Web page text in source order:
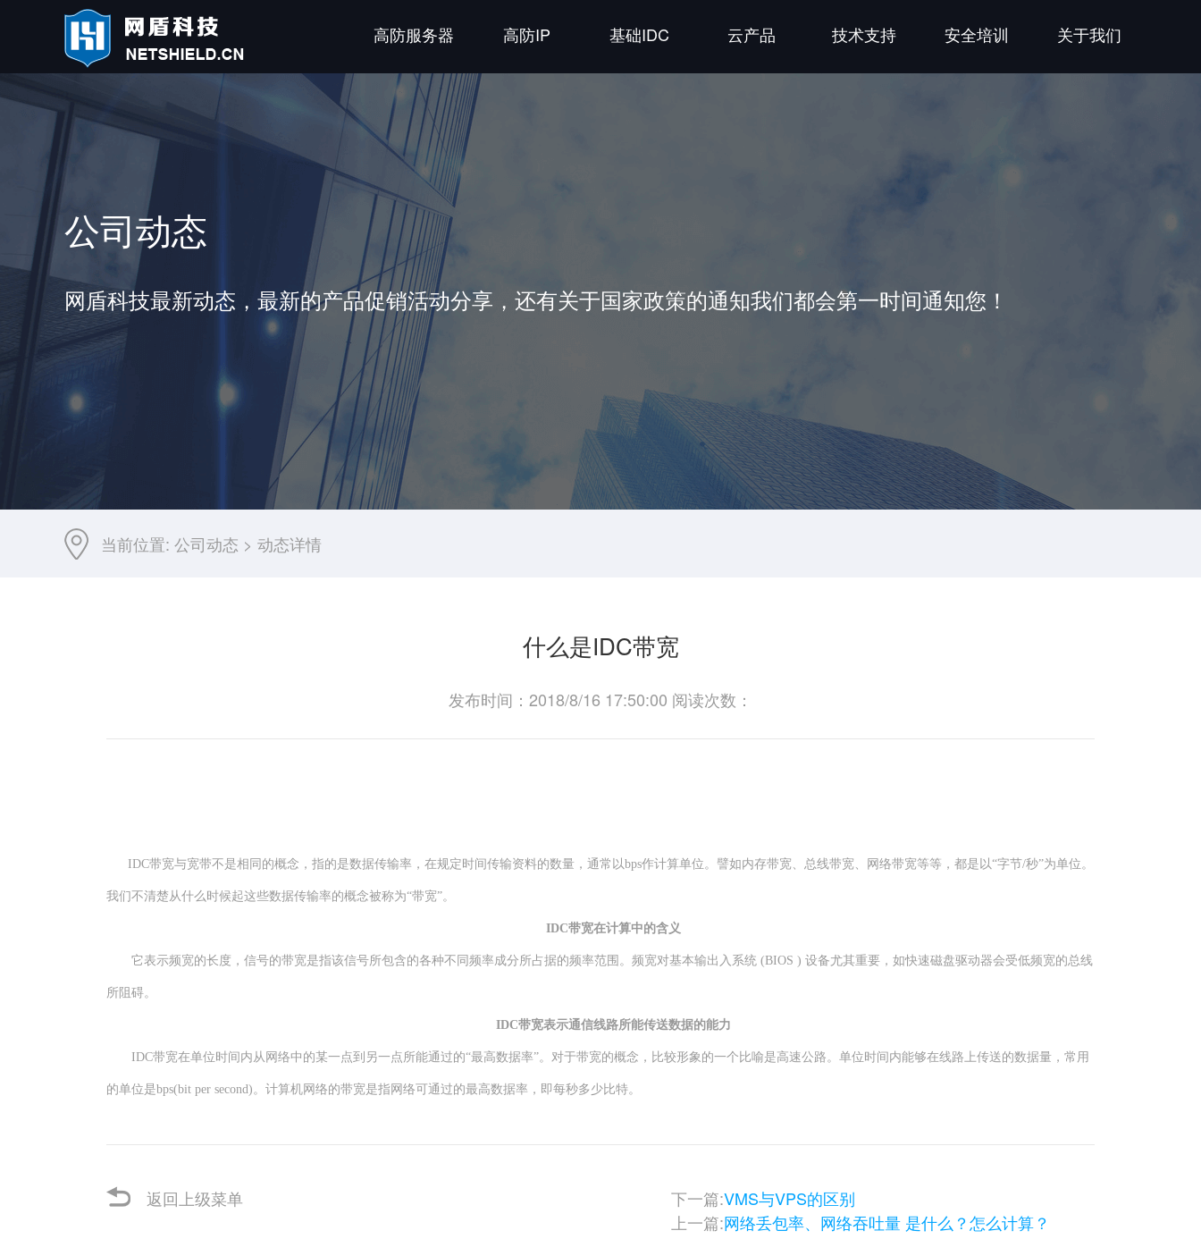
高防服务器 高防IP 基础IDC 云产品 技术支持 安全培训 关于我们
公司动态
网盾科技最新动态，最新的产品促销活动分享，还有关于国家政策的通知我们都会第一时间通知您！
当前位置: 公司动态 > 动态详情
什么是IDC带宽
发布时间：2018/8/16 17:50:00 阅读次数：
IDC带宽与宽带不是相同的概念，指的是数据传输率，在规定时间传输资料的数量，通常以bps作计算单位。譬如内存带宽、总线带宽、网络带宽等等，都是以“字节/秒”为单位。
我们不清楚从什么时候起这些数据传输率的概念被称为“带宽”。
IDC带宽在计算中的含义
它表示频宽的长度，信号的带宽是指该信号所包含的各种不同频率成分所占据的频率范围。频宽对基本输出入系统 (BIOS ) 设备尤其重要，如快速磁盘驱动器会受低频宽的总线
所阻碍。
IDC带宽表示通信线路所能传送数据的能力
IDC带宽在单位时间内从网络中的某一点到另一点所能通过的“最高数据率”。对于带宽的概念，比较形象的一个比喻是高速公路。单位时间内能够在线路上传送的数据量，常用
的单位是bps(bit per second)。计算机网络的带宽是指网络可通过的最高数据率，即每秒多少比特。
返回上级菜单 下一篇:VMS与VPS的区别
上一篇:网络丢包率、网络吞吐量 是什么？怎么计算？